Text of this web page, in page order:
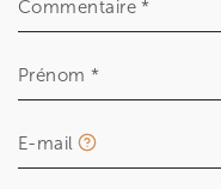
Commentaire *
Prénom *
E-mail